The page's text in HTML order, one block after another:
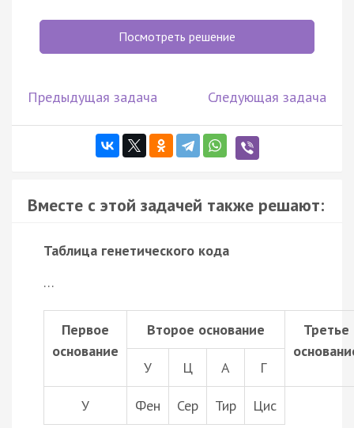
Посмотреть решение
Предыдущая задача Следующая задача
Вместе с этой задачей также решают:
Таблица генетического кода
…
Первое
основание
Второе основание
Третье
У
Ц А Г
У Фен Сер Тир Цис